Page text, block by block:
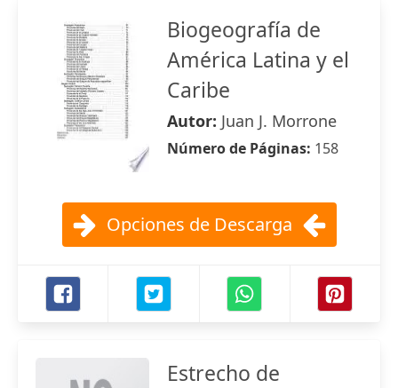
Biogeografía de
América Latina y el
Caribe
Autor: Juan J. Morrone
Número de Páginas: 158
Opciones de Descarga
Estrecho de